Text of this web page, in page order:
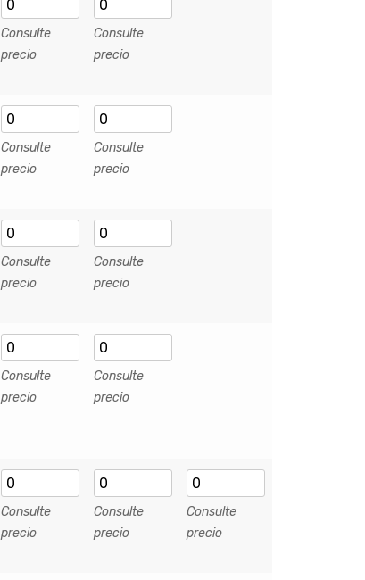
Consulte
precio
Consulte
precio
Consulte
precio
Consulte
precio
Consulte
precio
Consulte
precio
Consulte
precio
Consulte
precio
Consulte
precio
Consulte
precio
Consulte
precio